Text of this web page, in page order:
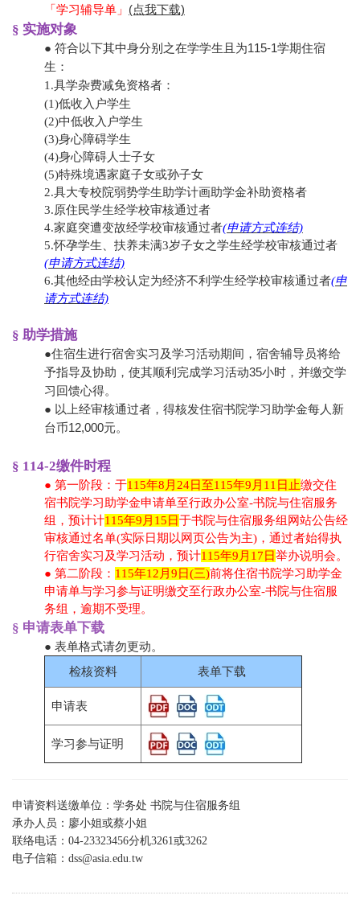
「学习辅导单」 (点我下载)
§ 实施对象
● 符合以下其中身分别之在学学生且为115-1学期住宿
生：
1.具学杂费减免资格者：
(1)低收入户学生
(2)中低收入户学生
(3)身心障碍学生
(4)身心障碍人士子女
(5)特殊境遇家庭子女或孙子女
2.具大专校院弱势学生助学计画助学金补助资格者
3.原住民学生经学校审核通过者
4.家庭突遭变故经学校审核通过者(申请方式连结)
5.怀孕学生、扶养未满3岁子女之学生经学校审核通过者
(申请方式连结)
6.其他经由学校认定为经济不利学生经学校审核通过者(申
请方式连结)
§ 助学措施
●住宿生进行宿舍实习及学习活动期间，宿舍辅导员将给
予指导及协助，使其顺利完成学习活动35小时，并缴交学
习回馈心得。
● 以上经审核通过者，得核发住宿书院学习助学金每人新
台币12,000元。
§ 114-2缴件时程
● 第一阶段：于115年8月24日至115年9月11日止缴交住
宿书院学习助学金申请单至行政办公室-书院与住宿服务
组，预计计115年9月15日于书院与住宿服务组网站公告经
审核通过名单(实际日期以网页公告为主)，通过者始得执
行宿舍实习及学习活动，预计115年9月17日举办说明会。
● 第二阶段： 115年12月9日(三)前将住宿书院学习助学金
申请单与学习参与证明缴交至行政办公室-书院与住宿服
务组，逾期不受理。
§ 申请表单下载
● 表单格式请勿更动。
检核资料
表单下载
申请表
学习参与证明
申请资料送缴单位：学务处 书院与住宿服务组
承办人员：廖小姐或蔡小姐
联络电话：04-23323456分机3261或3262
电子信箱： dss@asia.edu.tw